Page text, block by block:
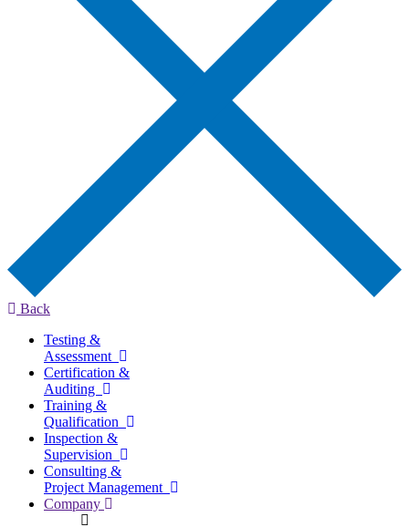
Back
Testing &
Assessment
Certification &
Auditing
Training &
Qualification
Inspection &
Supervision
Consulting &
Project Management
Company